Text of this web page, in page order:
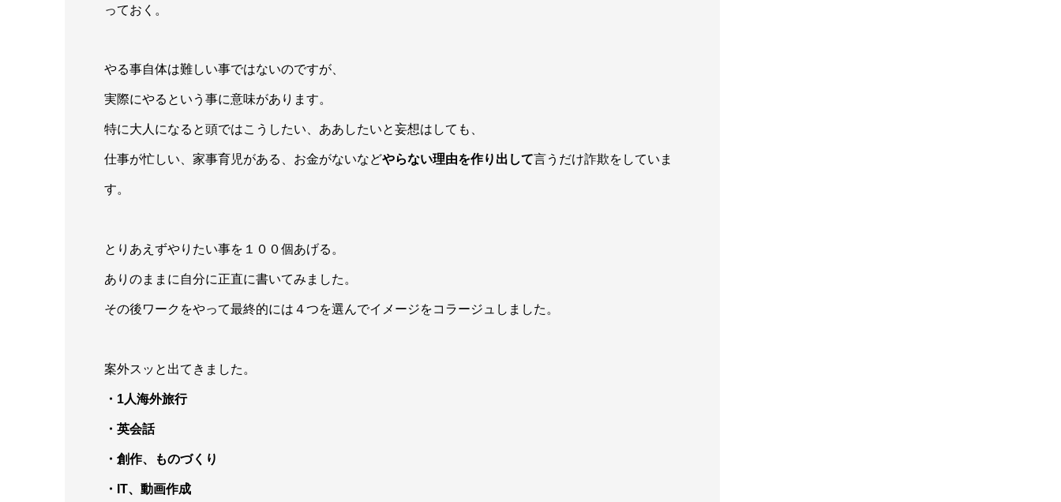
っておく。
やる事自体は難しい事ではないのですが、
実際にやるという事に意味があります。
特に大人になると頭ではこうしたい、ああしたいと妄想はしても、
仕事が忙しい、家事育児がある、お金がないなどやらない理由を作り出して言うだけ詐欺をしていま
す。
とりあえずやりたい事を１００個あげる。
ありのままに自分に正直に書いてみました。
その後ワークをやって最終的には４つを選んでイメージをコラージュしました。
案外スッと出てきました。
・1人海外旅行
・英会話
・創作、ものづくり
・IT、動画作成